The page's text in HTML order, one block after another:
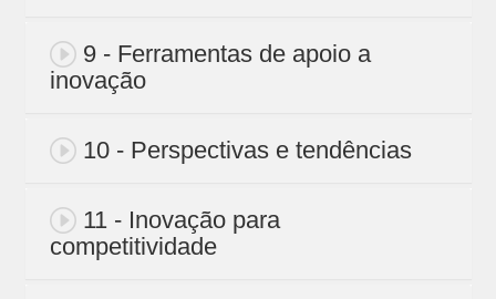
9 - Ferramentas de apoio a
inovação
10 - Perspectivas e tendências
11 - Inovação para
competitividade